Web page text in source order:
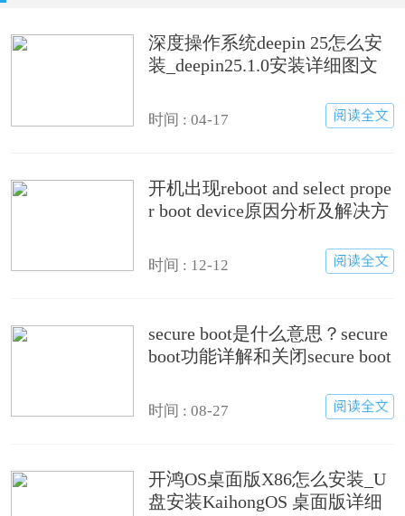
深度操作系统deepin 25怎么安
装_deepin25.1.0安装详细图文
时间 : 04-17
开机出现reboot and select prope
r boot device原因分析及解决方
时间 : 12-12
secure boot是什么意思？secure
boot功能详解和关闭secure boot
时间 : 08-27
开鸿OS桌面版X86怎么安装_U
盘安装KaihongOS 桌面版详细